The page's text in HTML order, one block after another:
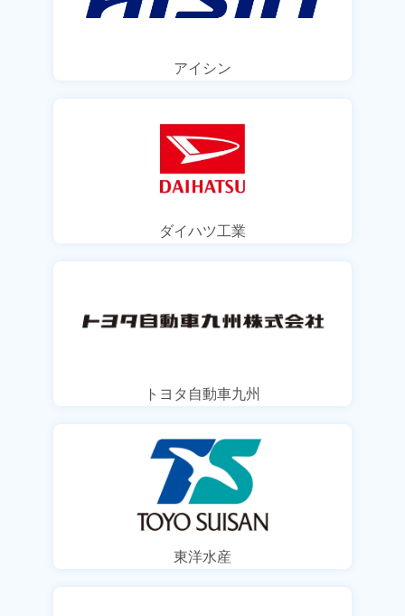
アイシン
ダイハツ工業
トヨタ自動車九州
東洋水産